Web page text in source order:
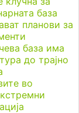
база
планови за
база има
до трајно
во